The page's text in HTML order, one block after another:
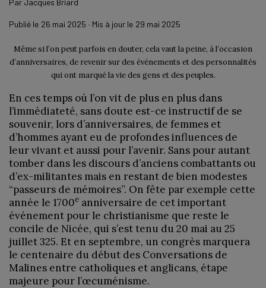
Publié le 26 mai 2025 · Mis à jour le 29 mai 2025
Même si l’on peut parfois en douter, cela vaut la peine, à l’occasion
d’anniversaires, de revenir sur des événements et des personnalités
qui ont marqué la vie des gens et des peuples.
En ces temps où l’on vit de plus en plus dans
l’immédiateté, sans doute est-ce instructif de se
souvenir, lors d’anniversaires, de femmes et
d’hommes ayant eu de profondes influences de
leur vivant et aussi pour l’avenir. Sans pour autant
tomber dans les discours d’anciens combattants ou
d’ex-militantes mais en restant de bien modestes
“passeurs de mémoires”. On fête par exemple cette
année le 1700e anniversaire de cet important
événement pour le christianisme que reste le
concile de Nicée, qui s’est tenu du 20 mai au 25
juillet 325. Et en septembre, un congrès marquera
le centenaire du début des Conversations de
Malines entre catholiques et anglicans, étape
majeure pour l’œcuménisme.